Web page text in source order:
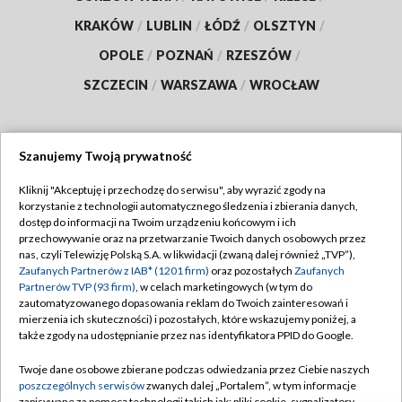
KRAKÓW / LUBLIN / ŁÓDŹ / OLSZTYN /
OPOLE / POZNAŃ / RZESZÓW /
SZCZECIN / WARSZAWA / WROCŁAW
TVP
Abonament TVP
Emisja w TVP
Centrum informacji TVP
Naziemna Telewizja Cyfrowa
Rada Programowa
Regulamin TVP
Polityka prywatności
Moje zgody
Pomoc
Kontakt
Szanujemy Twoją prywatność
Kliknij "Akceptuję i przechodzę do serwisu", aby wyrazić zgody na
korzystanie z technologii automatycznego śledzenia i zbierania danych,
dostęp do informacji na Twoim urządzeniu końcowym i ich
przechowywanie oraz na przetwarzanie Twoich danych osobowych przez
nas, czyli Telewizję Polską S.A. w likwidacji (zwaną dalej również „TVP”),
Zaufanych Partnerów z IAB* (1201 firm) oraz pozostałych Zaufanych
Partnerów TVP (93 firm), w celach marketingowych (w tym do
zautomatyzowanego dopasowania reklam do Twoich zainteresowań i
mierzenia ich skuteczności) i pozostałych, które wskazujemy poniżej, a
także zgody na udostępnianie przez nas identyfikatora PPID do Google.
Twoje dane osobowe zbierane podczas odwiedzania przez Ciebie naszych
poszczególnych serwisówzwanych dalej „Portalem”, w tym informacje